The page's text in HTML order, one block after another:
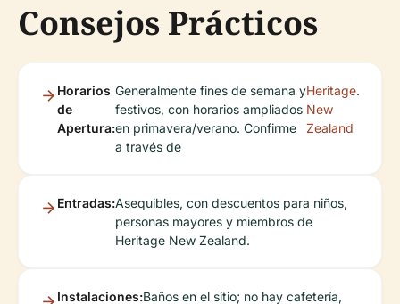
Consejos Prácticos
Horarios
de
Apertura:
Generalmente fines de semana y
festivos, con horarios ampliados
en primavera/verano. Confirme
a través de
Heritage
New
Zealand
.
Entradas:Asequibles, con descuentos para niños,
personas mayores y miembros de
Heritage New Zealand.
Instalaciones:Baños en el sitio; no hay cafetería,